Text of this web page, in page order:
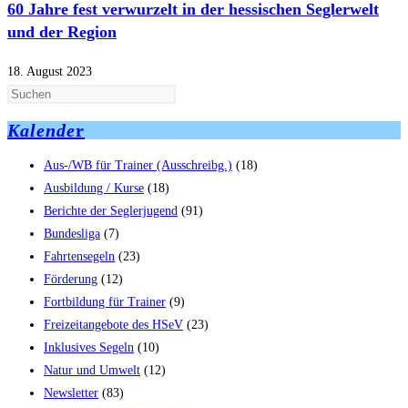
60 Jahre fest verwurzelt in der hessischen Seglerwelt
und der Region
18. August 2023
Kalender
Aus-/WB für Trainer (Ausschreibg.) (18)
Ausbildung / Kurse (18)
Berichte der Seglerjugend (91)
Bundesliga (7)
Fahrtensegeln (23)
Förderung (12)
Fortbildung für Trainer (9)
Freizeitangebote des HSeV (23)
Inklusives Segeln (10)
Natur und Umwelt (12)
Newsletter (83)